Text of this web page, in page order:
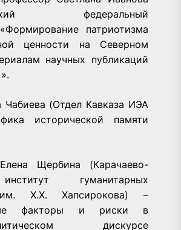
федеральный
патриотизма
ценности на Северном
научных публикаций
Чабиева (Отдел Кавказа ИЭА
исторической памяти
Щербина (Карачаево-
гуманитарных
им. Х.Х. Хапсирокова) –
факторы и риски в
дискурсе